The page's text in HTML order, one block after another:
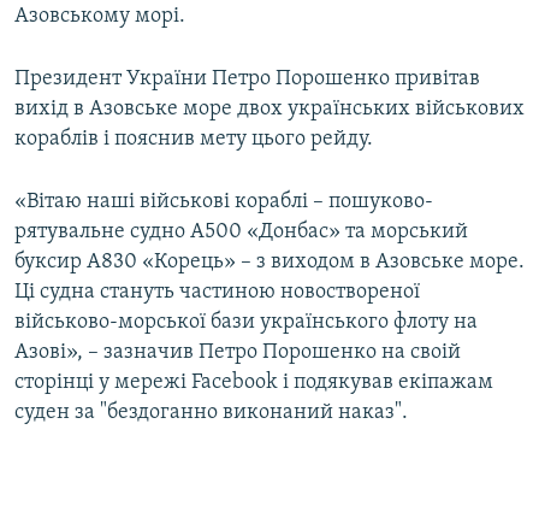
Азовському морі.
Президент України Петро Порошенко привітав
вихід в Азовське море двох українських військових
кораблів і пояснив мету цього рейду.
«Вітаю наші військові кораблі – пошуково-
рятувальне судно A500 «Донбас» та морський
буксир A830 «Корець» – з виходом в Азовське море.
Ці судна стануть частиною новоствореної
військово-морської бази українського флоту на
Азові», – зазначив Петро Порошенко на своій
сторінці у мережі Facebook і подякував екіпажам
суден за "бездоганно виконаний наказ".